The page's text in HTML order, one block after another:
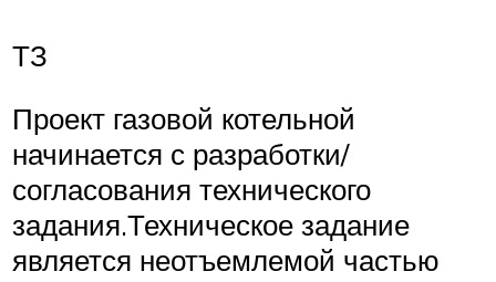
ТЗ
Проект газовой котельной
начинается с разработки/
согласования технического
задания.Техническое задание
является неотъемлемой частью